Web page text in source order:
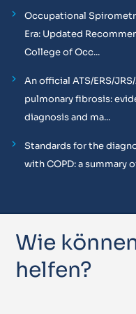
Occupational
Era: Updated
College of Occ...
An official ATS/ERS/
pulmonary fibrosis:
diagnosis and ma...
Standards for the
with COPD: a summary
Wie
helfen?